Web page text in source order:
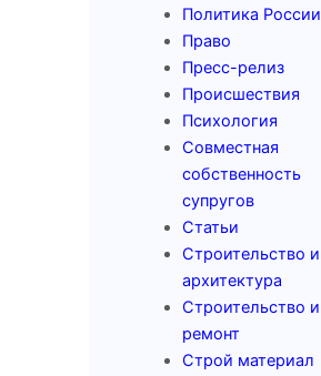
Политика России
Право
Пресс-релиз
Происшествия
Психология
Совместная
собственность
супругов
Статьи
Строительство и
архитектура
Строительство и
ремонт
Строй материал